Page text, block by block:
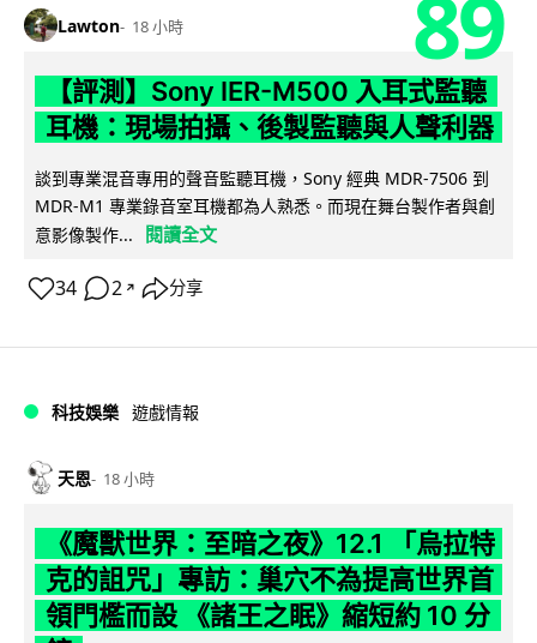
Lawton 18 小時 89
【評測】Sony IER-M500 入耳式監聽
耳機：現場拍攝、後製監聽與人聲利器
談到專業混音專用的聲音監聽耳機，Sony 經典 MDR-7506 到
MDR-M1 專業錄音室耳機都為人熟悉。而現在舞台製作者與創
意影像製作...
閱讀全文
34 2 ↗ 分享
科技娛樂 遊戲情報
天恩 18 小時
《魔獸世界：至暗之夜》12.1 「烏拉特
克的詛咒」專訪：巢穴不為提高世界首
領門檻而設 《諸王之眠》縮短約 10 分